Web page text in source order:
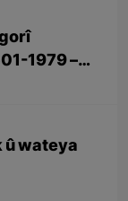
1979 –
û wateya